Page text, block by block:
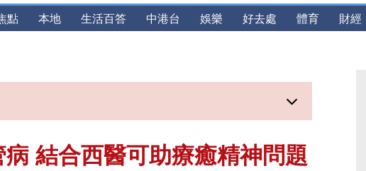
點 本地 生活百答 中港台 娛樂 好去處 體育 財經
結合西醫可助療癒精神問題